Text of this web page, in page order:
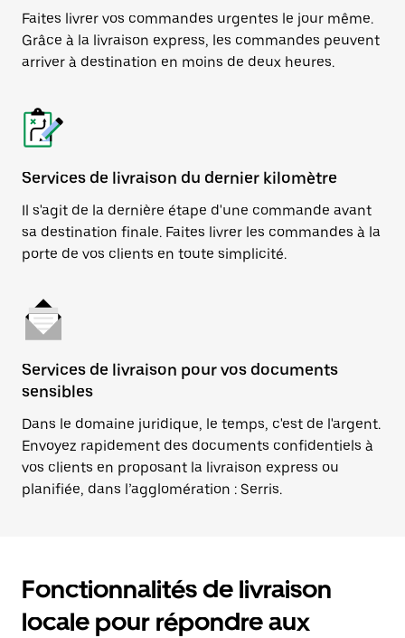
Faites livrer vos commandes urgentes le jour même.
Grâce à la livraison express, les commandes peuvent
arriver à destination en moins de deux heures.
Services de livraison du dernier kilomètre
Il s'agit de la dernière étape d'une commande avant
sa destination finale. Faites livrer les commandes à la
porte de vos clients en toute simplicité.
Services de livraison pour vos documents
sensibles
Dans le domaine juridique, le temps, c'est de l'argent.
Envoyez rapidement des documents confidentiels à
vos clients en proposant la livraison express ou
planifiée, dans l’agglomération : Serris.
Fonctionnalités de livraison
locale pour répondre aux